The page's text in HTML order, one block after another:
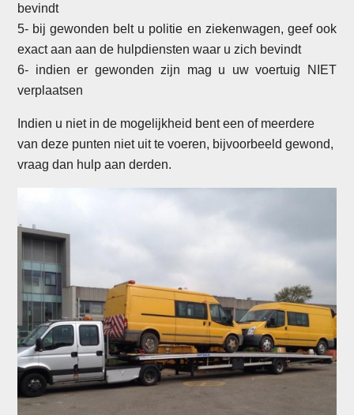
bevindt
5- bij gewonden belt u politie en ziekenwagen, geef ook
exact aan aan de hulpdiensten waar u zich bevindt
6- indien er gewonden zijn mag u uw voertuig NIET
verplaatsen
Indien u niet in de mogelijkheid bent een of meerdere
van deze punten niet uit te voeren, bijvoorbeeld gewond,
vraag dan hulp aan derden.